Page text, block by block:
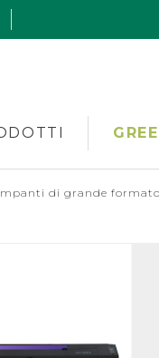
di grande formato